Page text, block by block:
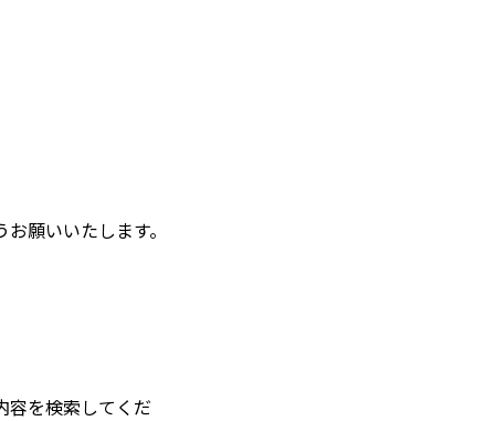
願いいたします。
容を検索してくだ